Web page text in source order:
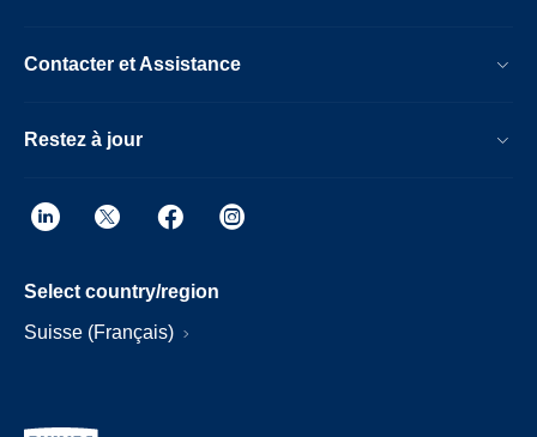
Contacter et Assistance
Restez à jour
Select country/region
Suisse (Français)